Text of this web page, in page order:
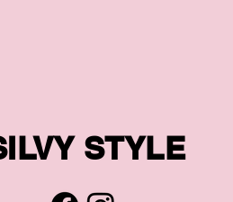
STYLE